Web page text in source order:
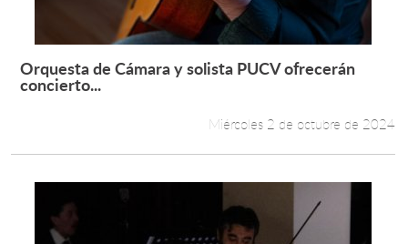
Leer más +
Orquesta de Cámara y solista PUCV ofrecerán
concierto...
Miércoles 2 de octubre de 2024